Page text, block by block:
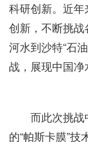
科研创新。近
创新，不断挑
河水到沙特“石
战，展现中国净
而此次挑
的“帕斯卡膜”